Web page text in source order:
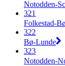
Notodden-
321
Folkestad-
322
Bø-Lunde
323
Notodden-